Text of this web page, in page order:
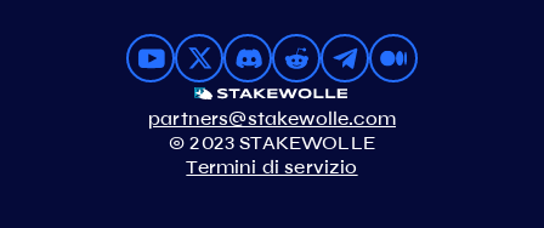
partners@stakewolle.com
© 2023 STAKEWOLLE
Termini di servizio